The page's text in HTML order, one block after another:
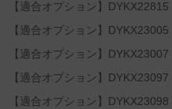
【適合オプション】DYKX22815
【適合オプション】DYKX23005
【適合オプション】DYKX23007
【適合オプション】DYKX23097
【適合オプション】DYKX23098